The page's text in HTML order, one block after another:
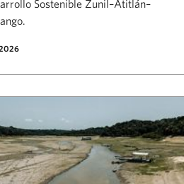
Sostenible Zunil–Atitlán–